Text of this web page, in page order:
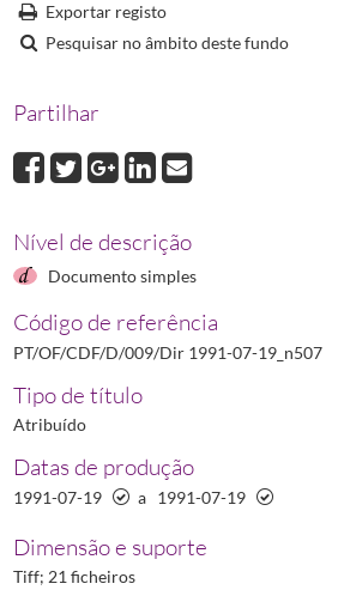
Dir 1993-06-14_n40
Dir 2001-04-04_n20
D: Diretiva 2001/20/
Dir 2009-02-10_n9
Exportar registo
Pesquisar no âmbito deste fundo
Partilhar
Nível de descrição
Documento simples
Código de referência
PT/OF/CDF/D/009/Dir 1991-07-19_n507
Tipo de título
Atribuído
Datas de produção
1991-07-19 a 1991-07-19
Dimensão e suporte
Tiff; 21 ficheiros